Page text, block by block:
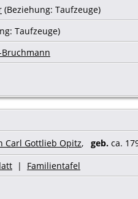
(Beziehung: Taufzeuge)
Taufzeuge)
Carl Gottlieb Opitz, geb. ca.
| Familientafel